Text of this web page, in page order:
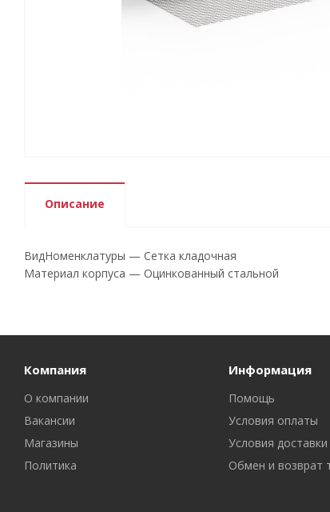
Описание
ВидНоменклатуры — Сетка кладочная
Материал корпуса — Оцинкованный стальной
Компания
О компании
Вакансии
Магазины
Политика
Информация
Помощь
Условия оплаты
Условия доставки
Обмен и возврат